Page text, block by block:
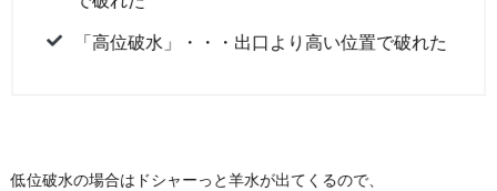
「高位破水」・・・出口より高い位置で破れた
低位破水の場合はドシャーっと羊水が出てくるので、